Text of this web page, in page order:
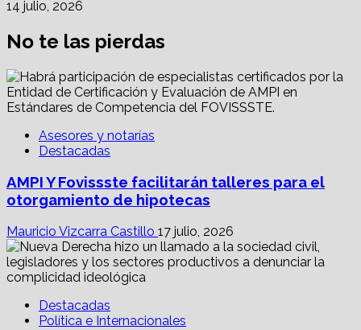
14 julio, 2026
No te las pierdas
Asesores y notarías
Destacadas
AMPI Y Fovissste facilitarán talleres para el
otorgamiento de hipotecas
Mauricio Vizcarra Castillo 17 julio, 2026
Destacadas
Política e Internacionales